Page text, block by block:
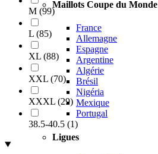
Maillots Coupe du Monde
France
Allemagne
Espagne
Argentine
Algérie
Brésil
Nigéria
Mexique
Portugal
Ligues
M (99)
L (85)
XL (88)
XXL (70)
XXXL (29)
38.5-40.5 (1)